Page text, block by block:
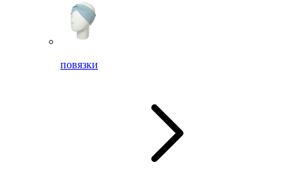
повязки